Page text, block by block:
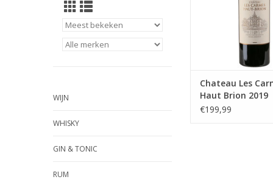
WIJN
WHISKY
GIN & TONIC
RUM
Chateau Les
Haut Brion 2019
€199,99